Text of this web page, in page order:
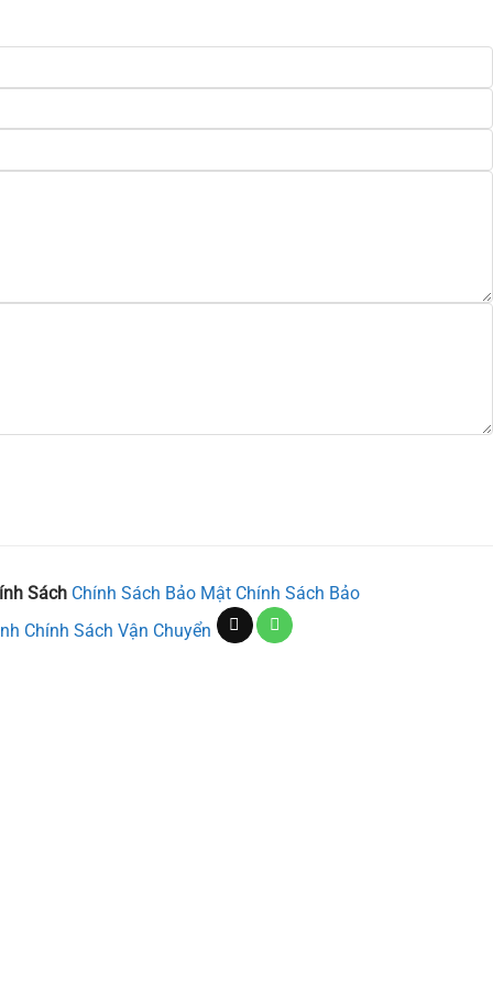
Sách Chính Sách Bảo Mật Chính Sách Bảo
Chính Sách Vận Chuyển